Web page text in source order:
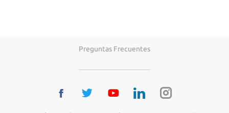
Preguntas Frecuentes